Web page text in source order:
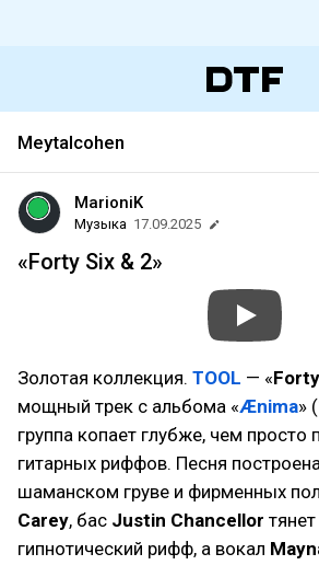
Meytalcohen
MarioniK
Музыка 17.09.2025
«Forty Six & 2»
Золотая коллекция. TOOL — «
мощный трек с альбома «Ænima»
группа копает глубже, чем просто
гитарных риффов. Песня
шаманском груве и фирменных
Carey, бас Justin Chancellor
гипнотический рифф, а вокал